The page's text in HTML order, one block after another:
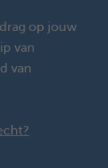
op jouw
van
van